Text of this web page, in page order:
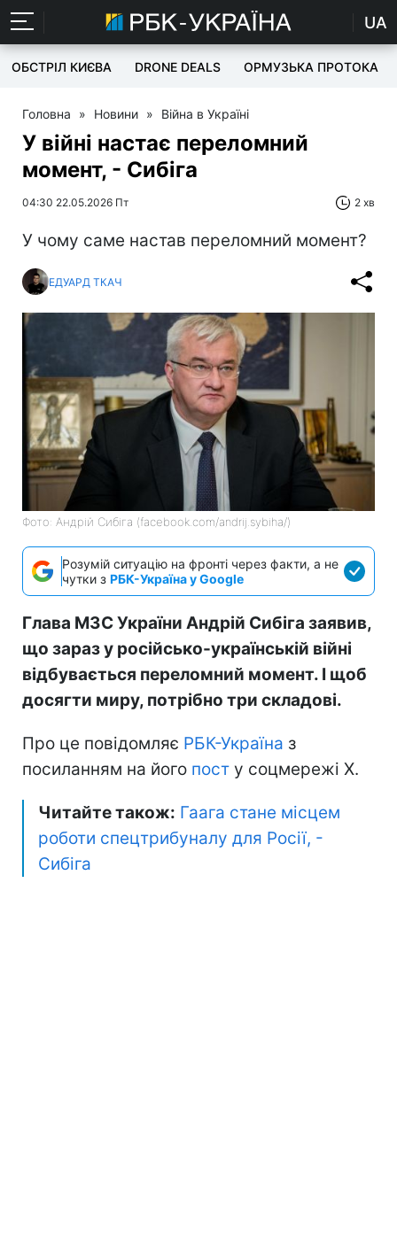
UA
ОБСТРІЛ КИЄВА DRONE DEALS ОРМУЗЬКА ПРОТОКА
Головна » Новини » Війна в Україні
У війні настає переломний
момент, - Сибіга
04:30 22.05.2026 Пт 2 хв
У чому саме настав переломний момент?
ЕДУАРД ТКАЧ
Фото: Андрій Сибіга (facebook.com/andrij.sybiha/)
Розумій ситуацію на фронті через факти, а не
чутки з РБК-Україна у Google
Глава МЗС України Андрій Сибіга заявив,
що зараз у російсько-українській війні
відбувається переломний момент. І щоб
досягти миру, потрібно три складові.
Про це повідомляє РБК-Україна з
посиланням на його пост у соцмережі Х.
Читайте також: Гаага стане місцем
роботи спецтрибуналу для Росії, -
Сибіга